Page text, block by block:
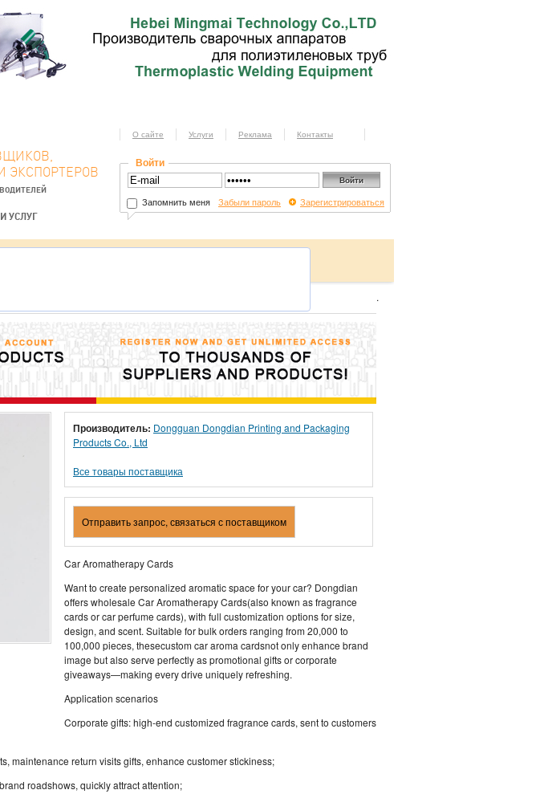
ЭКСПОРТЕРОВ
УСЛУГ
О сайте Услуги Реклама Контакты
Войти
Запомнить меня Забыли пароль Зарегистрироваться
.
Производитель: Dongguan Dongdian Printing and Packaging
Products Co., Ltd
Все товары поставщика
Отправить запрос, связаться с поставщиком
Car Aromatherapy Cards
Want to create personalized aromatic space for your car? Dongdian
offers wholesale Car Aromatherapy Cards(also known as fragrance
cards or car perfume cards), with full customization options for size,
design, and scent. Suitable for bulk orders ranging from 20,000 to
100,000 pieces, thesecustom car aroma cardsnot only enhance brand
image but also serve perfectly as promotional gifts or corporate
giveaways—making every drive uniquely refreshing.
Application scenarios
Corporate gifts: high-end customized fragrance cards, sent to customers
maintenance return visits gifts, enhance customer stickiness;
roadshows, quickly attract attention;